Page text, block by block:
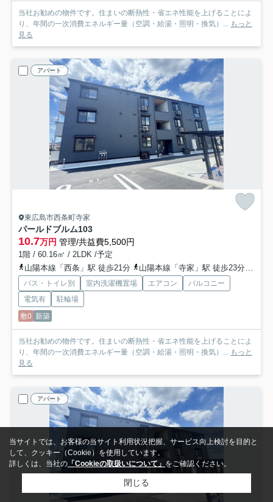
当社お勧めの物件です。住まいの断熱性・省エネ性能を上げることによ
り、年間の一次消費エネルギー量（空調・給湯・照明・換気）...
もっと
見る
アパート
東広島市西条町寺家
パールドブルム103
10.7万円 管理/共益費5,500円
1階 / 60.16㎡ / 2LDK /予定
山陽本線「西条」駅 徒歩21分
山陽本線「寺家」駅 徒歩23分
バス・トイレ別 室内洗濯機置場 エアコン
バルコニー
電気有
駐輪場
敷0 新築
当社お勧めの物件です。住まいの断熱性・省エネ性能を上げることによ
り、年間の一次消費エネルギー量（空調・給湯・照明・換気）... もっと
見る
アパート
当サイトでは、お客様の当サイト利用状況把握、サービス向上検討を目的と
して、クッキー（Cookie）を使用しています。
詳しくは、当社の 「Cookieの取扱いについて」 をご確認ください。
閉じる